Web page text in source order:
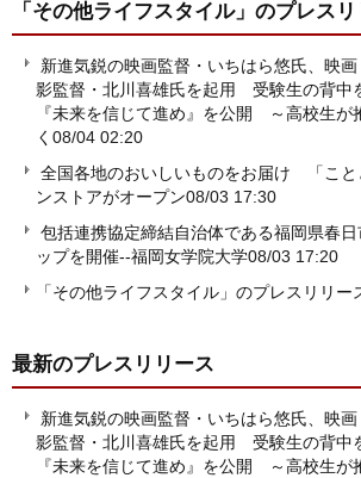
「その他ライフスタイル」 のプレスリ
新進気鋭の映画監督・いちはら悠氏、映
影監督・北川喜雄氏を起用 受験生の背中
『未来を信じて進め』を公開 ～高校生が
く 08/04 02:20
全国各地のおいしいものをお届け 「こと
ンストアがオープン08/03 17:30
包括連携協定締結自治体である福岡県春
ップを開催--福岡女学院大学08/03 17:20
「その他ライフスタイル」のプレスリリー
最新のプレスリリース
新進気鋭の映画監督・いちはら悠氏、映
影監督・北川喜雄氏を起用 受験生の背中
『未来を信じて進め』を公開 ～高校生が